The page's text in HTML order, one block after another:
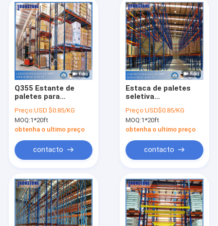
Produtos
Vídeos
Sobre nós
Visita à Fábrica
Solicite um orçamento
Sistema seletivo do tormento da pálete
Racking da pálete da lágrima
Sistema do tormento do modilhão
Q355 Estante de
paletes para
padrão dos EUA
Preço:USD $0.85/KG
MOQ:1*20ft
obtenha o ultimo preço
contacto
Estaca de paletes
seletiva
armazenamento de
mercadorias
Preço:USD$0.85/KG
MOQ:1*20ft
obtenha o ultimo preço
contacto